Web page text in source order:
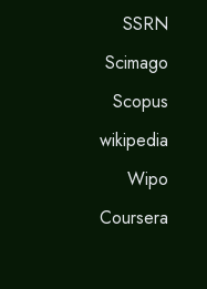
SSRN
Scimago
Scopus
wikipedia
Wipo
Coursera